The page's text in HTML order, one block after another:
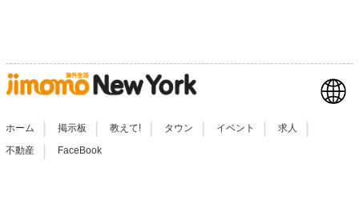
ホーム 掲示板 教えて! タウン イベント 求人
不動産 | FaceBook